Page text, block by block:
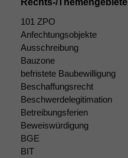
101 ZPO
Anfechtungsobjekte
Ausschreibung
Bauzone
befristete Baubewilligung
Beschaffungsrecht
Beschwerdelegitimation
Betreibungsferien
Beweiswürdigung
BGE
BIT